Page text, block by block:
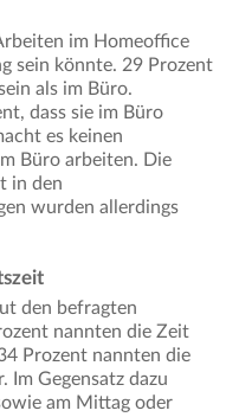
im Homeoffice
sein könnte. 29 Prozent
als im Büro.
dass sie im Büro
es keinen
Büro arbeiten. Die
in den
wurden allerdings
den befragten
nannten die Zeit
Prozent nannten die
Im Gegensatz dazu
am Mittag oder